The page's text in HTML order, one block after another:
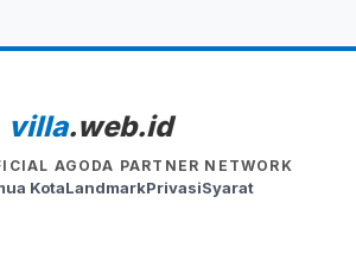
villa.web.id
AGODA PARTNER NETWORK
KotaLandmarkPrivasiSyarat